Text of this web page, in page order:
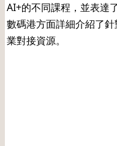
AI+的不同課程，並表達
數碼港方面詳細介紹了
業對接資源。